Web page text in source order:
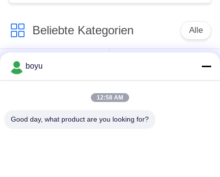
Beliebte Kategorien Alle
Übertragungsleitung,
die Ausrüstung
Spannung, die
Gegendrehdrahtseil
boyu
12:58 AM
Good day, what product are you looking for?